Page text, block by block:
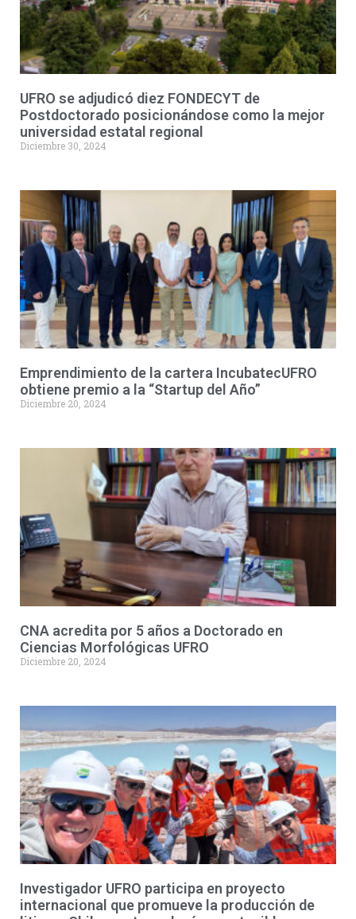
UFRO se adjudicó diez FONDECYT de
Postdoctorado posicionándose como la mejor
universidad estatal regional
Diciembre 30, 2024
Emprendimiento de la cartera IncubatecUFRO
obtiene premio a la “Startup del Año”
Diciembre 20, 2024
CNA acredita por 5 años a Doctorado en
Ciencias Morfológicas UFRO
Diciembre 20, 2024
Investigador UFRO participa en proyecto
internacional que promueve la producción de